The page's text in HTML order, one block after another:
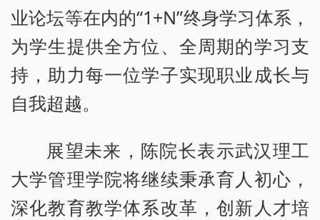
业论坛等在内的“1+N”终身学习体系，
为学生提供全方位、全周期的学习支
持，助力每一位学子实现职业成长与
自我超越。
展望未来，陈院长表示武汉理工
大学管理学院将继续秉承育人初心，
深化教育教学体系改革，创新人才培